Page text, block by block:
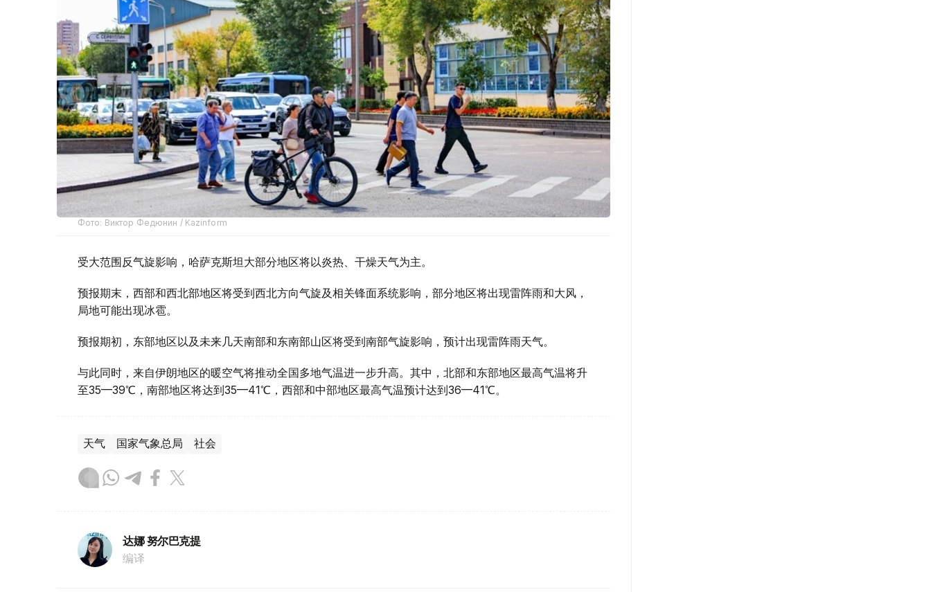
Фото: Виктор Федюнин / Kazinform
受大范围反气旋影响，哈萨克斯坦大部分地区将以炎热、干燥天气为主。
预报期末，西部和西北部地区将受到西北方向气旋及相关锋面系统影响，部分地区将出现雷阵雨和大风，
局地可能出现冰雹。
预报期初，东部地区以及未来几天南部和东南部山区将受到南部气旋影响，预计出现雷阵雨天气。
与此同时，来自伊朗地区的暖空气将推动全国多地气温进一步升高。其中，北部和东部地区最高气温将升
至35—39℃，南部地区将达到35—41℃，西部和中部地区最高气温预计达到36—41℃。
天气 国家气象总局 社会
达娜 努尔巴克提
编译